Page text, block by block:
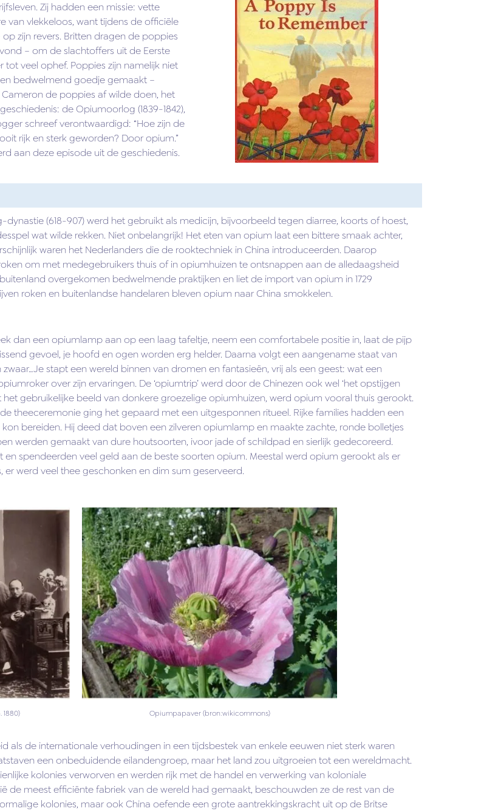
Zij hadden een missie: vette
van vlekkeloos, want tijdens de officiële
zijn revers. Britten dragen de poppies
– om de slachtoffers uit de Eerste
veel ophef. Poppies zijn namelijk niet
bedwelmend goedje gemaakt –
de poppies af wilde doen, het
de Opiumoorlog (1839-1842),
schreef verontwaardigd: “Hoe zijn de
rijk en sterk geworden? Door opium.”
aan deze episode uit de geschiedenis.
(618-907) werd het gebruikt als medicijn, bijvoorbeeld tegen diarree, koorts of hoest,
wat wilde rekken. Niet onbelangrijk! Het eten van opium laat een bittere smaak achter,
waren het Nederlanders die de rooktechniek in China introduceerden. Daarop
om met medegebruikers thuis of in opiumhuizen te ontsnappen aan de alledaagsheid
overgekomen bedwelmende praktijken en liet de import van opium in 1729
roken en buitenlandse handelaren bleven opium naar China smokkelen.
dan een opiumlamp aan op een laag tafeltje, neem een comfortabele positie in, laat de pijp
gevoel, je hoofd en ogen worden erg helder. Daarna volgt een aangename staat van
stapt een wereld binnen van dromen en fantasieën, vrij als een geest: wat een
over zijn ervaringen. De ‘opiumtrip’ werd door de Chinezen ook wel ‘het opstijgen
gebruikelijke beeld van donkere groezelige opiumhuizen, werd opium vooral thuis gerookt.
theeceremonie ging het gepaard met een uitgesponnen ritueel. Rijke families hadden een
bereiden. Hij deed dat boven een zilveren opiumlamp en maakte zachte, ronde bolletjes
werden gemaakt van dure houtsoorten, ivoor jade of schildpad en sierlijk gedecoreerd.
spendeerden veel geld aan de beste soorten opium. Meestal werd opium gerookt als er
werd veel thee geschonken en dim sum geserveerd.
Opiumpapaver (bron:wikicommons)
de internationale verhoudingen in een tijdsbestek van enkele eeuwen niet sterk waren
een onbeduidende eilandengroep, maar het land zou uitgroeien tot een wereldmacht.
kolonies verworven en werden rijk met de handel en verwerking van koloniale
de meest efficiënte fabriek van de wereld had gemaakt, beschouwden ze de rest van de
kolonies, maar ook China oefende een grote aantrekkingskracht uit op de Britse